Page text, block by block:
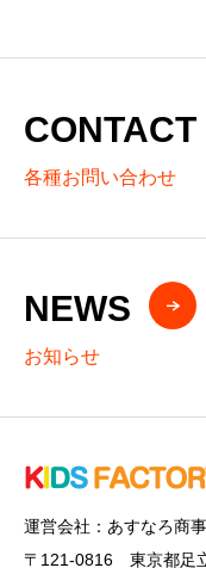
CONTACT
各種お問い合わせ
NEWS
お知らせ
運営会社：あすなろ商
〒121-0816 東京都足